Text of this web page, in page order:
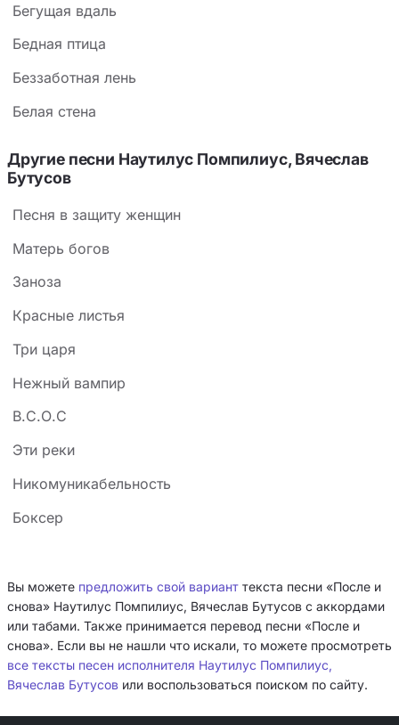
Бегущая вдаль
Бедная птица
Беззаботная лень
Белая стена
Другие песни Наутилус Помпилиус, Вячеслав
Бутусов
Песня в защиту женщин
Матерь богов
Заноза
Красные листья
Три цаpя
Нежный вампир
В.С.О.С
Эти реки
Никомуникабельность
Боксер
Вы можете предложить свой вариант текста песни «После и
снова» Наутилус Помпилиус, Вячеслав Бутусов с аккордами
или табами. Также принимается перевод песни «После и
снова». Если вы не нашли что искали, то можете просмотреть
все тексты песен исполнителя Наутилус Помпилиус,
Вячеслав Бутусов или воспользоваться поиском по сайту.